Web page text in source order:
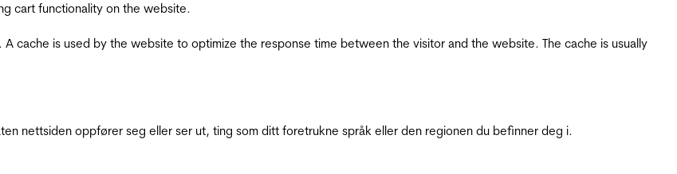
cart functionality on the website.
cache is used by the website to optimize the response time between the visitor and the website. The cache is usually
nettsiden oppfører seg eller ser ut, ting som ditt foretrukne språk eller den regionen du befinner deg i.